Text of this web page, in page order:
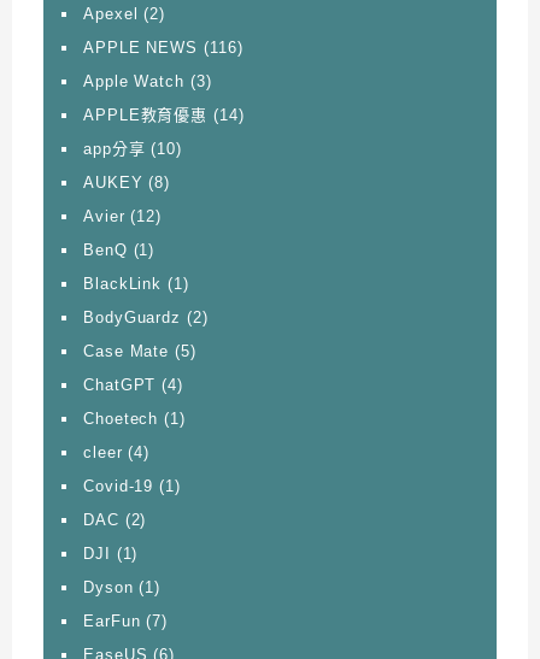
Apexel (2)
APPLE NEWS (116)
Apple Watch (3)
APPLE教育優惠 (14)
app分享 (10)
AUKEY (8)
Avier (12)
BenQ (1)
BlackLink (1)
BodyGuardz (2)
Case Mate (5)
ChatGPT (4)
Choetech (1)
cleer (4)
Covid-19 (1)
DAC (2)
DJI
(1)
Dyson (1)
EarFun (7)
EaseUS (6)